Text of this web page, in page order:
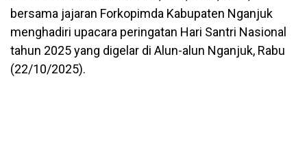
bersama jajaran Forkopimda Kabupaten Nganjuk
menghadiri upacara peringatan Hari Santri Nasional
tahun 2025 yang digelar di Alun-alun Nganjuk, Rabu
(22/10/2025).